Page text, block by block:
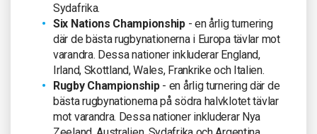
Sydafrika.
Six Nations Championship- en årlig turnering
där de bästa rugbynationerna i Europa tävlar mot
varandra. Dessa nationer inkluderar England,
Irland, Skottland, Wales, Frankrike och Italien.
Rugby Championship - en årlig turnering där de
bästa rugbynationerna på södra halvklotet tävlar
mot varandra. Dessa nationer inkluderar Nya